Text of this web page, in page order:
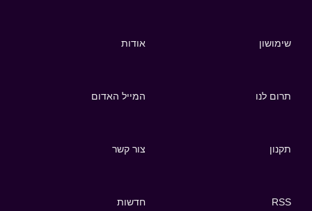
שימושון אודות
תרום לנו המייל האדום
תקנון צור קשר
RSS חדשות